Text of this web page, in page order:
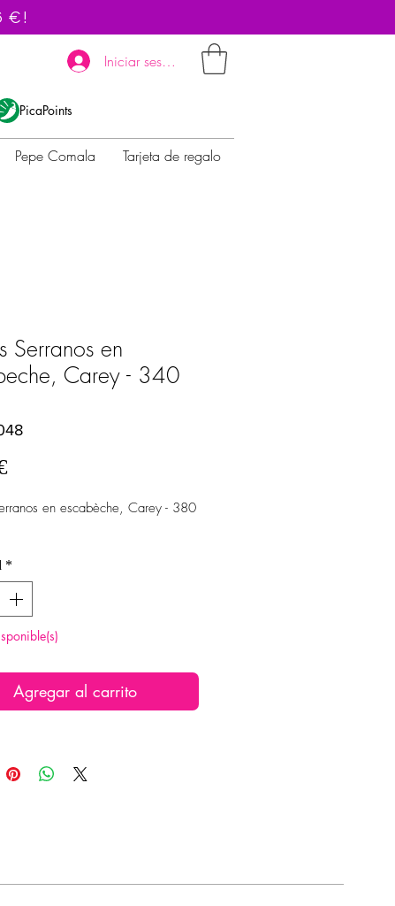
€!
Iniciar sesión
PicaPoints
Pepe Comala Tarjeta de regalo
Serranos en
Carey - 340
Precio
en escabèche, Carey - 380
*
Agregar al carrito